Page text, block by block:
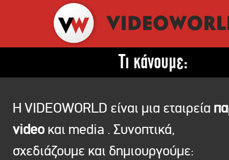
Τι κάνουμε:
Η VIDEOWORLD είναι μια εταιρεία
video και media . Συνοπτικά,
σχεδιάζουμε και δημιουργούμε: